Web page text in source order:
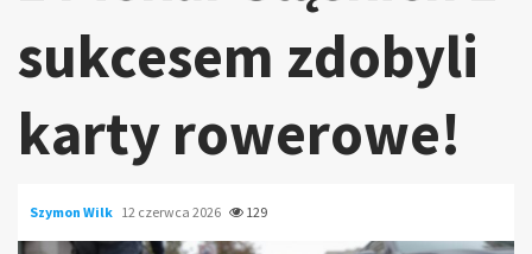
sukcesem zdobyli
karty rowerowe!
Szymon Wilk 12 czerwca 2026 129